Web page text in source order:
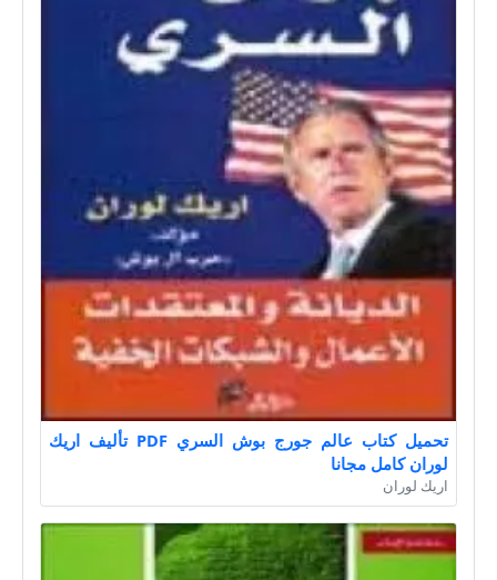
تحميل كتاب عالم جورج بوش السري PDF تأليف اريك
لوران كامل مجانا
اريك لوران